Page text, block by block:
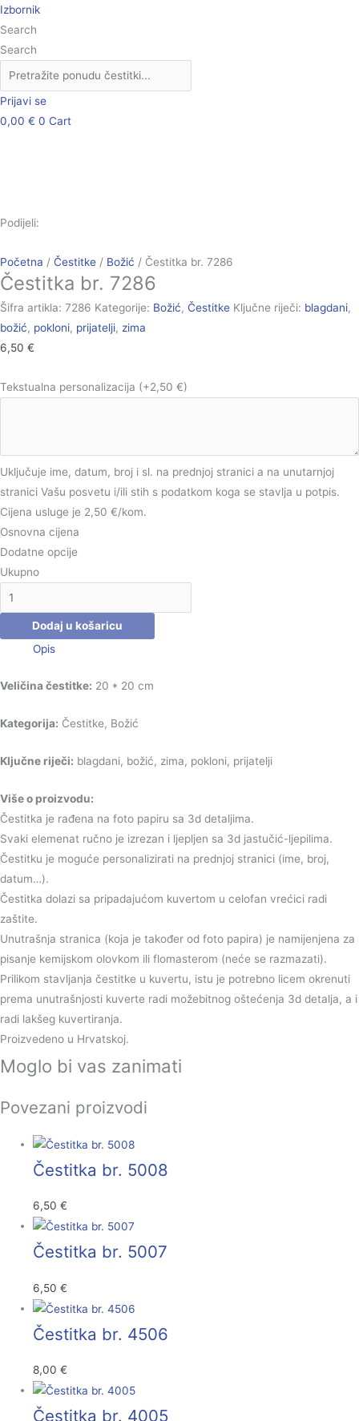
Skip
to
content
Izbornik
Search
Search
Prijavi se
0,00 € 0 Cart
Podijeli:
Početna / Čestitke / Božić / Čestitka br. 7286
Čestitka br. 7286
Šifra artikla: 7286 Kategorije: Božić, Čestitke Ključne riječi: blagdani,
božić, pokloni, prijatelji, zima
6,50 €
Tekstualna personalizacija (+2,50 €)
Uključuje ime, datum, broj i sl. na prednjoj stranici a na unutarnjoj
stranici Vašu posvetu i/ili stih s podatkom koga se stavlja u potpis.
Cijena usluge je 2,50 €/kom.
Osnovna cijena
Dodatne opcije
Ukupno
Čestitka
br.
7286
količina
Dodaj u košaricu
Opis
Veličina čestitke: 20 * 20 cm
Kategorija: Čestitke, Božić
Ključne riječi: blagdani, božić, zima, pokloni, prijatelji
Više o proizvodu:
Čestitka je rađena na foto papiru sa 3d detaljima.
Svaki elemenat ručno je izrezan i ljepljen sa 3d jastučić-ljepilima.
Čestitku je moguće personalizirati na prednjoj stranici (ime, broj,
datum…).
Čestitka dolazi sa pripadajućom kuvertom u celofan vrećici radi
zaštite.
Unutrašnja stranica (koja je također od foto papira) je namijenjena za
pisanje kemijskom olovkom ili flomasterom (neće se razmazati).
Prilikom stavljanja čestitke u kuvertu, istu je potrebno licem okrenuti
prema unutrašnjosti kuverte radi možebitnog oštećenja 3d detalja, a i
radi lakšeg kuvertiranja.
Proizvedeno u Hrvatskoj.
Moglo bi vas zanimati
Povezani proizvodi
Čestitka br. 5008
6,50€
Čestitka br. 5007
6,50€
Čestitka br. 4506
8,00€
Čestitka br. 4005